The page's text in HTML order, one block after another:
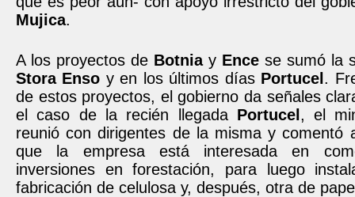
Mujica.
A los proyectos de Botniay Ence se sumó la
Stora Enso y en los últimos días Portucel .
de estos proyectos, el gobierno da señales
el caso de la recién llegada Portucel , el
reunió con dirigentes de la misma y comentó
que la empresa está interesada en
inversiones en forestación, para luego
fabricación de celulosa y, después, otra de